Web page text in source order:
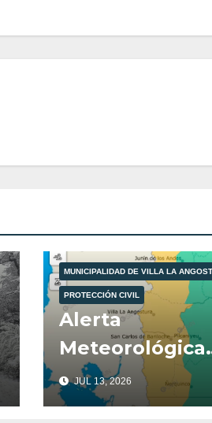
MUNICIPALIDAD DE VILLA LA
PROTECCIÓN CIVIL
Alerta
Meteorológica
para este
de Julio.
JUL 13, 2026